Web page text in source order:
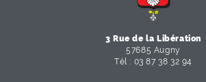
3 Rue de la Libération
57685 Augny
Tél : 03 87 38 32 94